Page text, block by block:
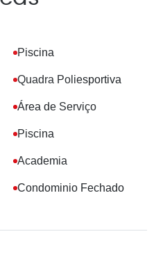
Piscina
Quadra Poliesportiva
Área de Serviço
Piscina
Academia
Condominio Fechado